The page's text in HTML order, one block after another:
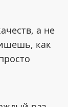
а не
как